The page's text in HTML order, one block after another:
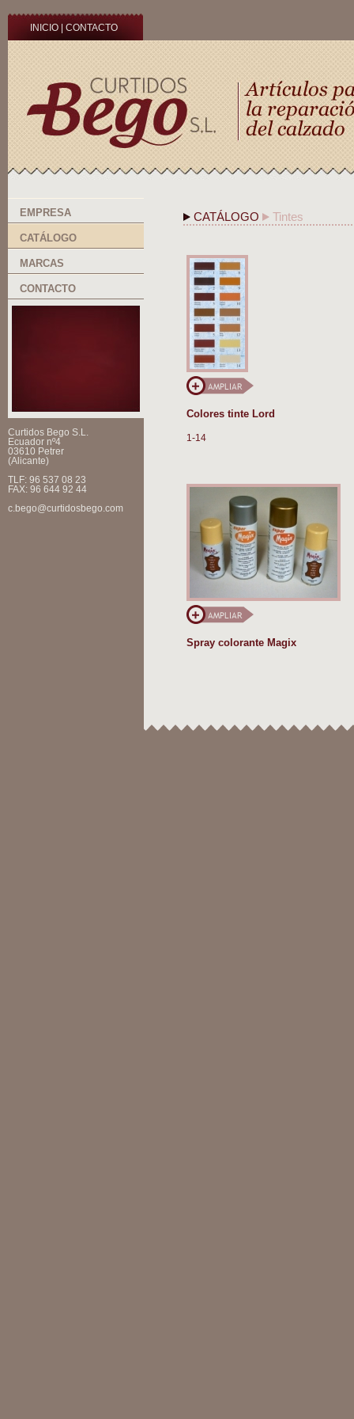
INICIO CONTACTO
EMPRESA
CATÁLOGO
MARCAS
CONTACTO
Curtidos Bego S.L.
Ecuador nº4
03610 Petrer
(Alicante)
TLF: 96 537 08 23
FAX: 96 644 92 44
c.bego@curtidosbego.com
CATÁLOGO Tintes
Colores tinte Lord
1-14
Spray colorante Magix